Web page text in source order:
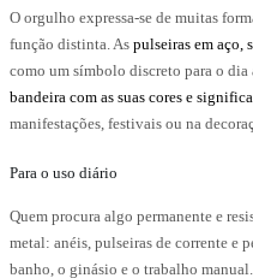
O orgulho expressa-se de muitas
função distinta. As pulseiras em aço,
como um símbolo discreto para o
bandeira com as suas cores e
manifestações, festivais ou na
Para o uso diário
Quem procura algo permanente e
metal: anéis, pulseiras de corrente e
banho, o ginásio e o trabalho